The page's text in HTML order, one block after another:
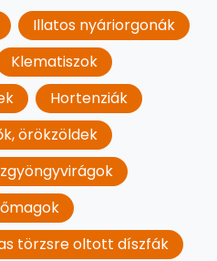
Illatos nyáriorgonák
Klematiszok
Hortenziák
örökzöldek
törzsre oltott díszfák